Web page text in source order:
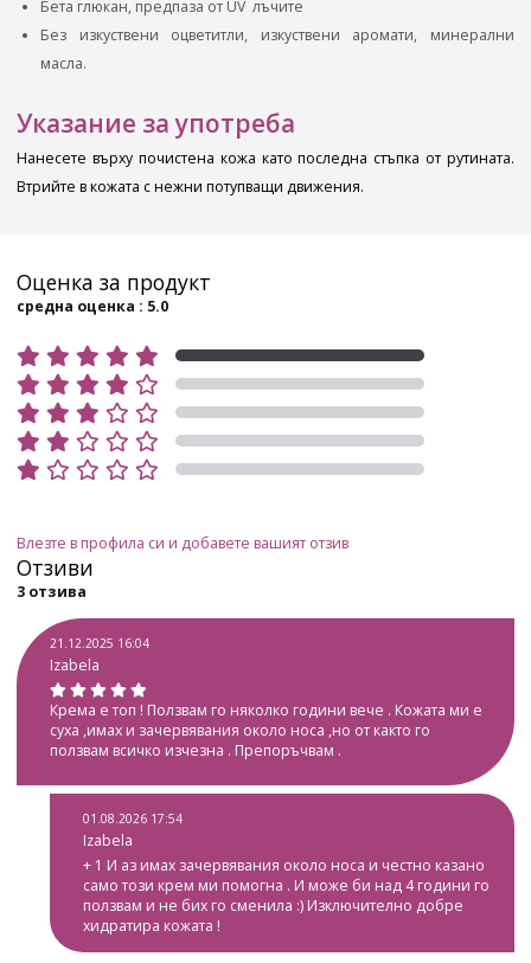
Бета глюкан, предпаза от UV лъчите
Без изкуствени оцветитли, изкуствени аромати, минерални
масла.
Указание за употреба
Нанесете върху почистена кожа като последна стъпка от рутината.
Втрийте в кожата с нежни потупващи движения.
Отзиви
3 отзива
21.12.2025 16:04
Izabela
Крема е топ ! Ползвам го няколко години вече . Кожата ми е
суха ,имах и зачервявания около носа ,но от както го
ползвам всичко изчезна . Препоръчвам .
01.08.2026 17:54
Izabela
+ 1 И аз имах зачервявания около носа и честно казано
само този крем ми помогна . И може би над 4 години го
ползвам и не бих го сменила :) Изключително добре
хидратира кожата !
Оценка за продукт
средна оценка : 5.0
Влезте в профила си и добавете вашият отзив